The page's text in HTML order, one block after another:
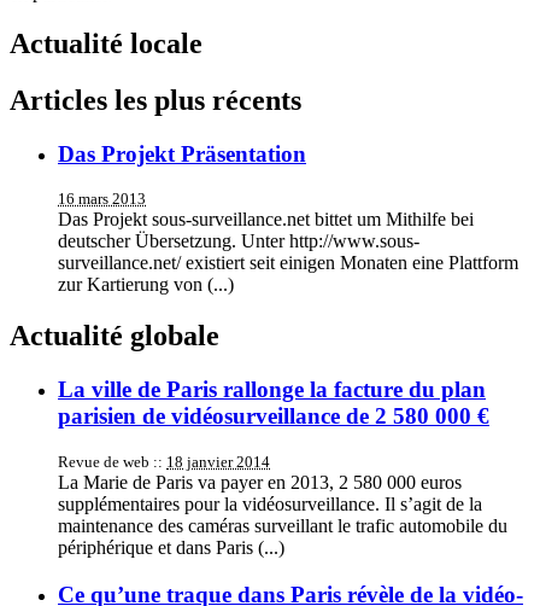
Actualité locale
Articles les plus récents
Das Projekt Präsentation
16 mars 2013
Das Projekt sous-surveillance.net bittet um Mithilfe bei
deutscher Übersetzung. Unter http://www.sous-
surveillance.net/ existiert seit einigen Monaten eine Plattform
zur Kartierung von (...)
Actualité globale
La ville de Paris rallonge la facture du plan
parisien de vidéosurveillance de 2 580 000 €
Revue de web :: 18 janvier 2014
La Marie de Paris va payer en 2013, 2 580 000 euros
supplémentaires pour la vidéosurveillance. Il s’agit de la
maintenance des caméras surveillant le trafic automobile du
périphérique et dans Paris (...)
Ce qu’une traque dans Paris révèle de la vidéo-